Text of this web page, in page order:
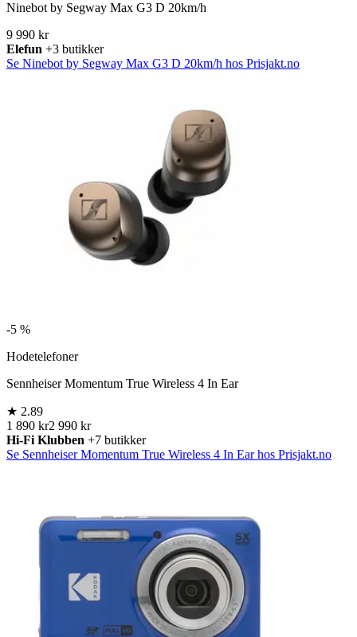
Ninebot by Segway Max G3 D 20km/h
9 990 kr
Elefun +3 butikker
Se Ninebot by Segway Max G3 D 20km/h hos Prisjakt.no
-5 %
Hodetelefoner
Sennheiser Momentum True Wireless 4 In Ear
★ 2.89
1 890 kr2 990 kr
Hi-Fi Klubben +7 butikker
Se Sennheiser Momentum True Wireless 4 In Ear hos Prisjakt.no